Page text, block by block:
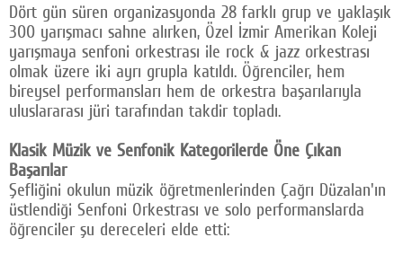
Dört gün süren organizasyonda 28 farklı grup ve yaklaşık
300 yarışmacı sahne alırken, Özel İzmir Amerikan Koleji
yarışmaya senfoni orkestrası ile rock & jazz orkestrası
olmak üzere iki ayrı grupla katıldı. Öğrenciler, hem
bireysel performansları hem de orkestra başarılarıyla
uluslararası jüri tarafından takdir topladı.
Klasik Müzik ve Senfonik Kategorilerde Öne Çıkan
Başarılar
Şefliğini okulun müzik öğretmenlerinden Çağrı Düzalan'ın
üstlendiği Senfoni Orkestrası ve solo performanslarda
öğrenciler şu dereceleri elde etti: